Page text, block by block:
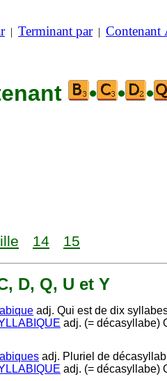
| Terminant par| Contenant
• • •
14 15
D, Q, U et Y
adj. Qui est de dix
adj. (= décasyllabe)
adj. Pluriel de
adj. (= décasyllabe)